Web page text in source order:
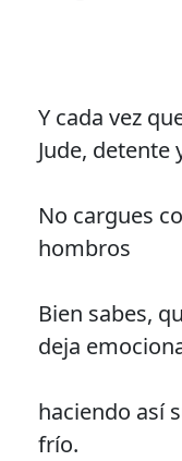
Y cada vez
Jude, detente
No cargues
hombros
Bien sabes,
deja
haciendo así
frío.